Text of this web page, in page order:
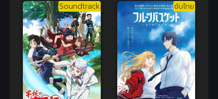
แม่มดน้อย
ฝึกหัด ภาค 2
Soundtrack ซับไทย